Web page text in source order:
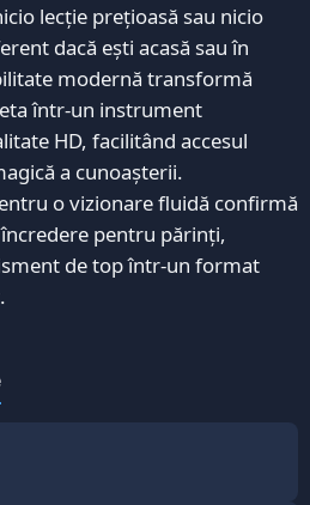
lecție prețioasă sau nicio
dacă ești acasă sau în
modernă transformă
într-un instrument
HD, facilitând accesul
a cunoașterii.
o vizionare fluidă confirmă
pentru părinți,
de top într-un format